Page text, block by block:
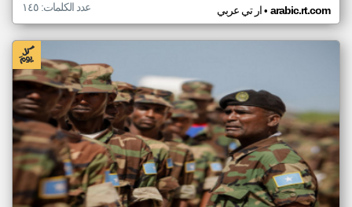
ار تي عربي• arabic.rt.com عدد الكلمات: ١٤٥